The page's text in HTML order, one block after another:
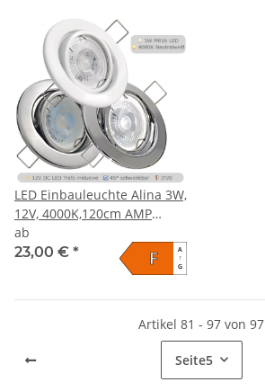
LED Einbauleuchte Alina 3W,
12V, 4000K,120cm AMP
Kabel & Trafo
ab
23,00 € *
A
↑
G
F
Artikel 81 - 97 von 97
Seite5